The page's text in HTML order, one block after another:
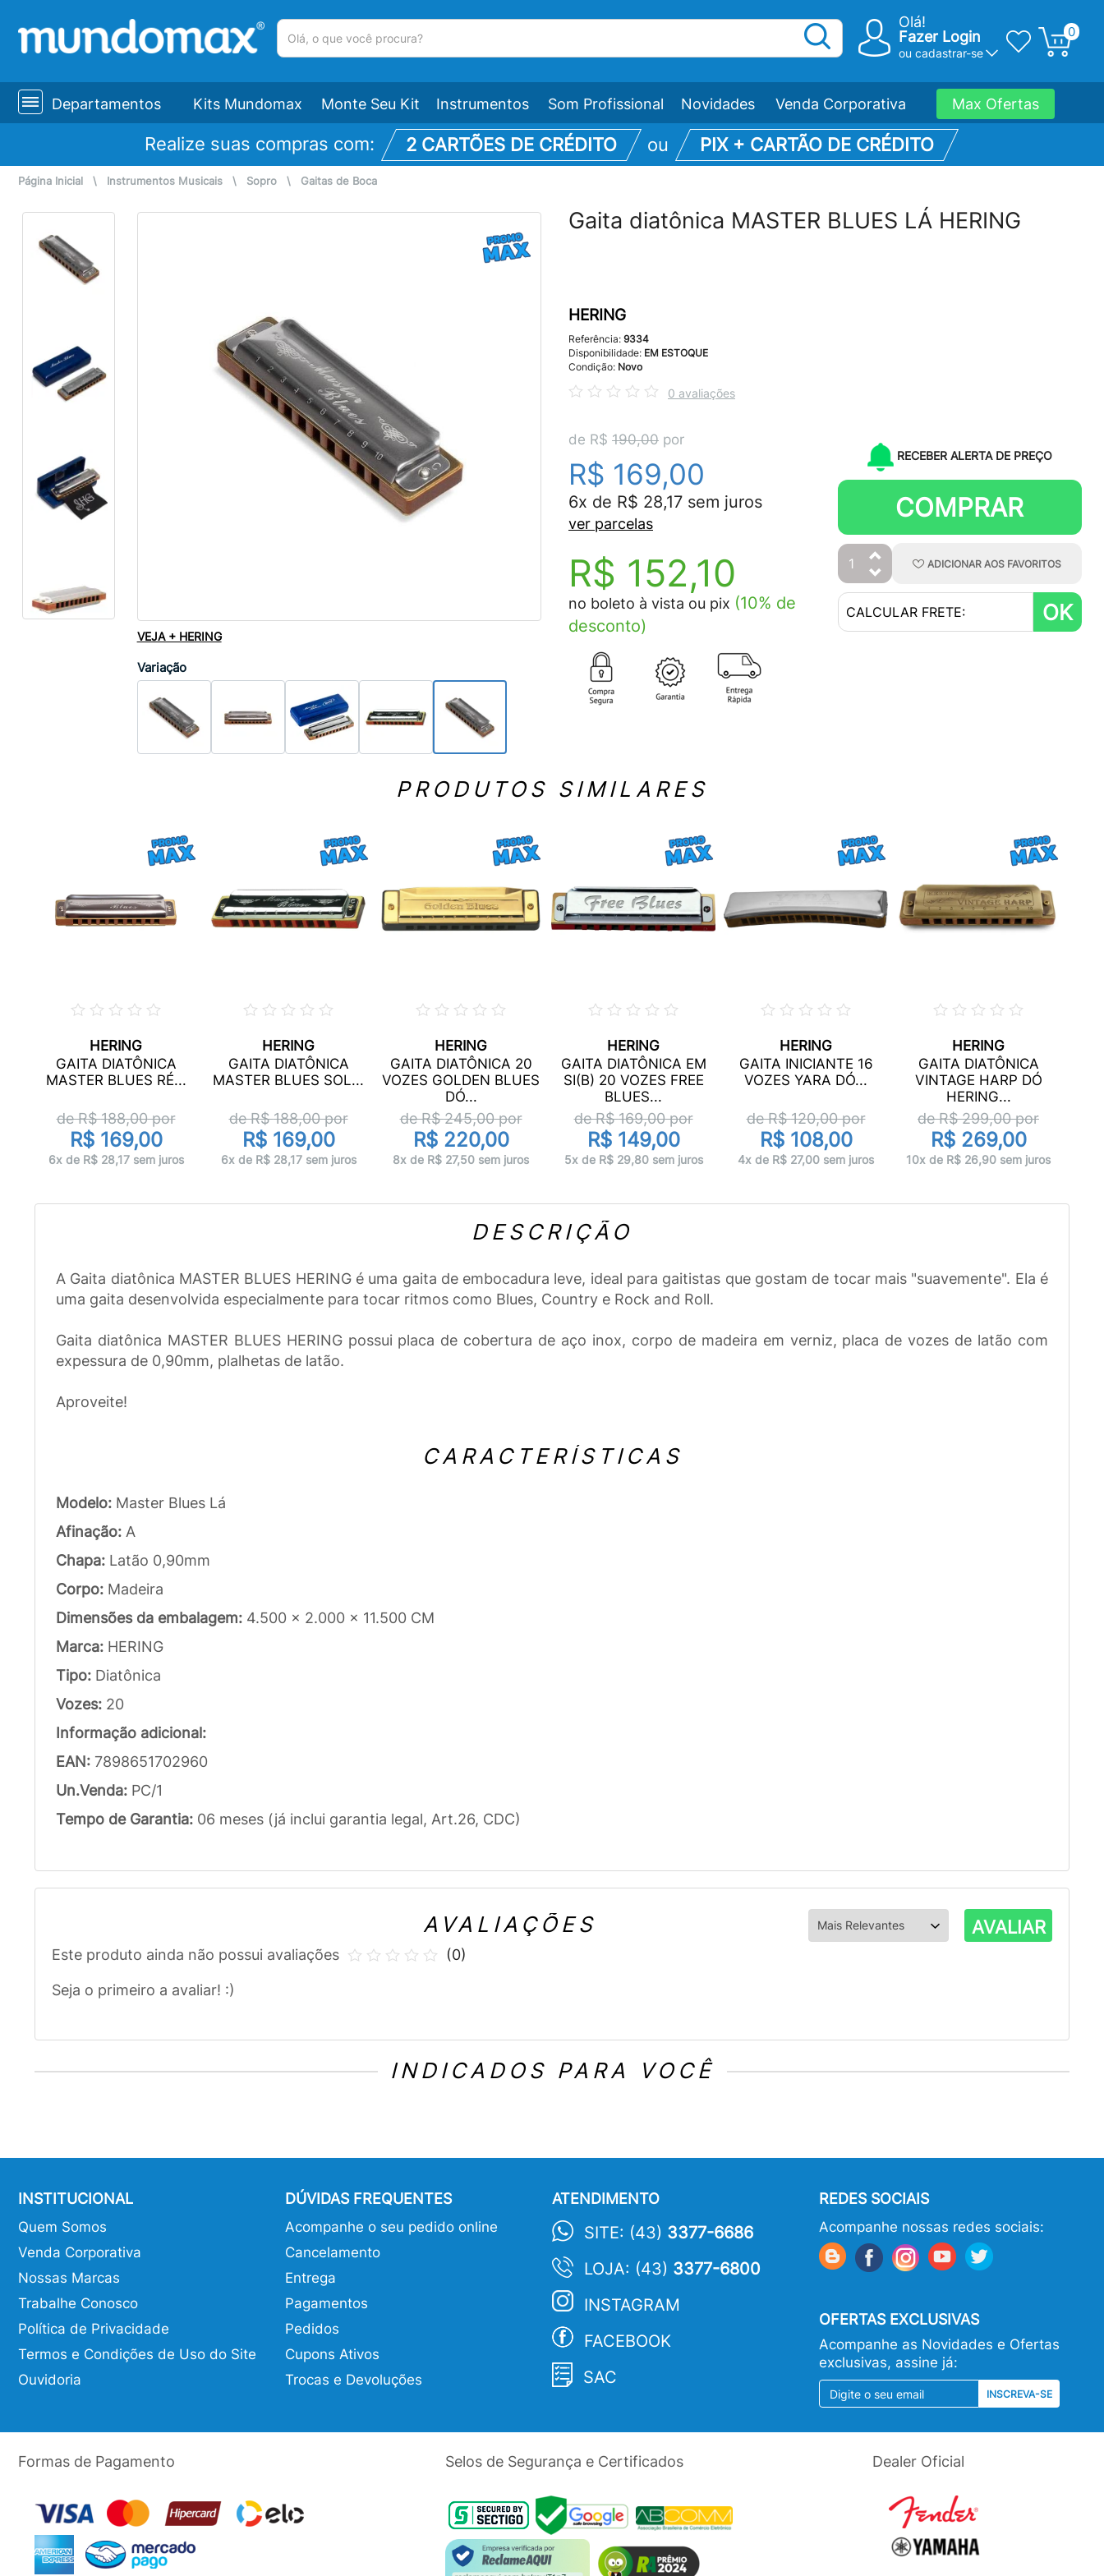
Olá!
Fazer Login
ou cadastrar-se
0
Departamentos Kits Mundomax Monte Seu Kit Instrumentos Som Profissional Novidades Venda Corporativa Max Ofertas
Realize suas compras com: 2 CARTÕES DE CRÉDITO ou PIX + CARTÃO DE CRÉDITO
Página Inicial \ Instrumentos Musicais \ Sopro \ Gaitas de Boca
VEJA + HERING
Variação
Gaita diatônica MASTER BLUES LÁ HERING
HERING
Referência: 9334
Disponibilidade: EM ESTOQUE
Condição: Novo
0 avaliações
de R$ 190,00 por
R$ 169,00
6x de R$ 28,17 sem juros
ver parcelas
R$ 152,10
no boleto à vista ou pix (10% de
desconto)
RECEBER ALERTA DE PREÇO
COMPRAR
ADICIONAR AOSFAVORITOS
OK
PRODUTOS SIMILARES
HERING
GAITA DIATÔNICA
MASTER BLUES RÉ...
de R$188,00por
R$ 169,00
6x de R$ 28,17 sem juros
HERING
GAITA DIATÔNICA
MASTER BLUES SOL...
de R$188,00por
R$ 169,00
6x de R$ 28,17 sem juros
HERING
GAITA DIATÔNICA 20
VOZES GOLDEN BLUES
DÓ...
de R$245,00por
R$ 220,00
8x de R$ 27,50 sem juros
HERING
GAITA DIATÔNICA EM
SI(B) 20 VOZES FREE
BLUES...
de R$169,00por
R$ 149,00
5x de R$ 29,80 sem juros
HERING
GAITA INICIANTE 16
VOZES YARA DÓ...
de R$120,00por
R$ 108,00
4x de R$ 27,00 sem juros
HERING
GAITA DIATÔNICA
VINTAGE HARP DÓ
HERING...
de R$299,00por
R$ 269,00
10x de R$ 26,90 sem juros
DESCRIÇÃO
A Gaita diatônica MASTER BLUES HERING é uma gaita de embocadura leve, ideal para gaitistas que gostam de tocar mais "suavemente". Ela é
uma gaita desenvolvida especialmente para tocar ritmos como Blues, Country e Rock and Roll.
Gaita diatônica MASTER BLUES HERING possui placa de cobertura de aço inox, corpo de madeira em verniz, placa de vozes de latão com
expessura de 0,90mm, plalhetas de latão.
Aproveite!
CARACTERÍSTICAS
Modelo: Master Blues Lá
Afinação: A
Chapa: Latão 0,90mm
Corpo: Madeira
Dimensões da embalagem: 4.500 x 2.000 x 11.500 CM
Marca: HERING
Tipo: Diatônica
Vozes: 20
Informação adicional:
EAN: 7898651702960
Un.Venda: PC/1
Tempo de Garantia: 06 meses (já inclui garantia legal, Art.26, CDC)
AVALIAÇÕES AVALIAR
Este produto ainda não possui avaliações
Seja o primeiro a avaliar! :)
(0)
INDICADOS PARA VOCÊ
INSTITUCIONAL
Quem Somos
Venda Corporativa
Nossas Marcas
Trabalhe Conosco
Política de Privacidade
Termos e Condições de Uso do Site
Ouvidoria
DÚVIDAS FREQUENTES
Acompanhe o seu pedido online
Cancelamento
Entrega
Pagamentos
Pedidos
Cupons Ativos
Trocas e Devoluções
ATENDIMENTO
SITE: (43) 3377-6686
LOJA: (43) 3377-6800
INSTAGRAM
FACEBOOK
SAC
REDES SOCIAIS
Acompanhe nossas redes sociais:
OFERTAS EXCLUSIVAS
Acompanhe as Novidades e Ofertas
exclusivas, assine já:
INSCREVA-SE
Formas de Pagamento Selos de Segurança e Certificados Dealer Oficial